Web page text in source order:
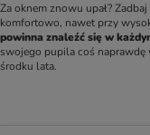
Za oknem znowu upał?
komfortowo, nawet przy
powinna znaleźć się w
swojego pupila coś
środku lata.